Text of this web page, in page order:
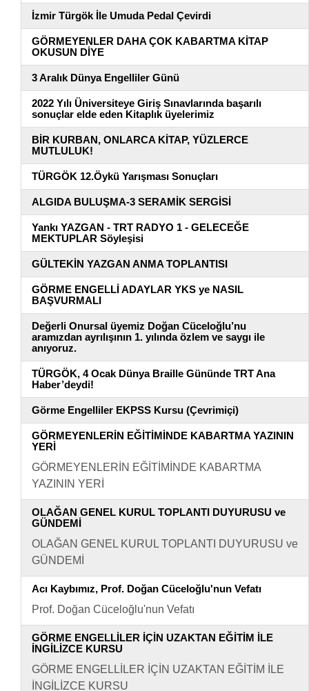
İzmir Türgök İle Umuda Pedal Çevirdi
GÖRMEYENLER DAHA ÇOK KABARTMA KİTAP
OKUSUN DİYE
3 Aralık Dünya Engelliler Günü
2022 Yılı Üniversiteye Giriş Sınavlarında başarılı
sonuçlar elde eden Kitaplık üyelerimiz
BİR KURBAN, ONLARCA KİTAP, YÜZLERCE
MUTLULUK!
TÜRGÖK 12.Öykü Yarışması Sonuçları
ALGIDA BULUŞMA-3 SERAMİK SERGİSİ
Yankı YAZGAN - TRT RADYO 1 - GELECEĞE
MEKTUPLAR Söyleşisi
GÜLTEKİN YAZGAN ANMA TOPLANTISI
GÖRME ENGELLİ ADAYLAR YKS ye NASIL
BAŞVURMALI
Değerli Onursal üyemiz Doğan Cüceloğlu’nu
aramızdan ayrılışının 1. yılında özlem ve saygı ile
anıyoruz.
TÜRGÖK, 4 Ocak Dünya Braille Gününde TRT Ana
Haber’deydi!
Görme Engelliler EKPSS Kursu (Çevrimiçi)
GÖRMEYENLERİN EĞİTİMİNDE KABARTMA YAZININ
YERİ
GÖRMEYENLERİN EĞİTİMİNDE KABARTMA
YAZININ YERİ
OLAĞAN GENEL KURUL TOPLANTI DUYURUSU ve
GÜNDEMİ
OLAĞAN GENEL KURUL TOPLANTI DUYURUSU ve
GÜNDEMİ
Acı Kaybımız, Prof. Doğan Cüceloğlu'nun Vefatı
Prof. Doğan Cüceloğlu'nun Vefatı
GÖRME ENGELLİLER İÇİN UZAKTAN EĞİTİM İLE
İNGİLİZCE KURSU
GÖRME ENGELLİLER İÇİN UZAKTAN EĞİTİM İLE
İNGİLİZCE KURSU